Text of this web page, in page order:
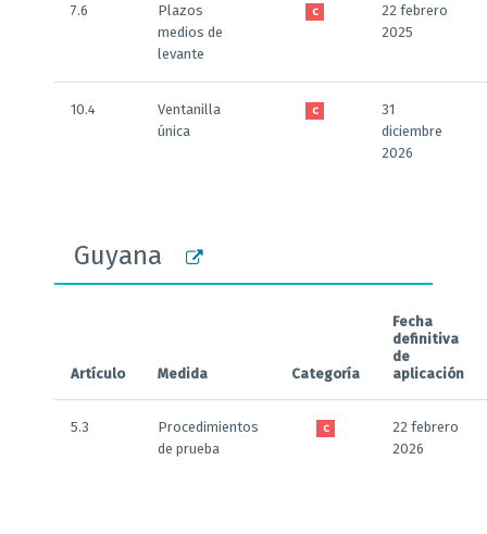
7.6
Plazos
medios de
levante
C
22 febrero
2025
10.4
Ventanilla
única
C
31
diciembre
2026
Guyana
Artículo Medida Categoría
Fecha
definitiva
de
aplicación
5.3
Procedimientos
de prueba
C
22 febrero
2026